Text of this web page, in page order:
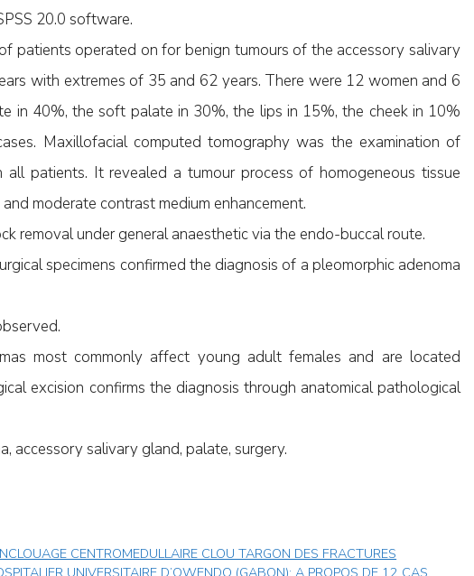
20.0 software.
patients operated on for benign tumours of the accessory salivary
with extremes of 35 and 62 years. There were 12 women and 6
in 40%, the soft palate in 30%, the lips in 15%, the cheek in 10%
Maxillofacial computed tomography was the examination of
all patients. It revealed a tumour process of homogeneous tissue
moderate contrast medium enhancement.
removal under general anaesthetic via the endo-buccal route.
specimens confirmed the diagnosis of a pleomorphic adenoma
most commonly affect young adult females and are located
excision confirms the diagnosis through anatomical pathological
accessory salivary gland, palate, surgery.
CENTROMEDULLAIRE CLOU TARGON DES FRACTURES